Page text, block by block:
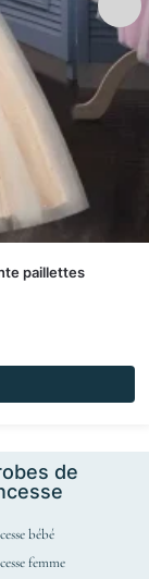
paillettes
de
bébé
femme